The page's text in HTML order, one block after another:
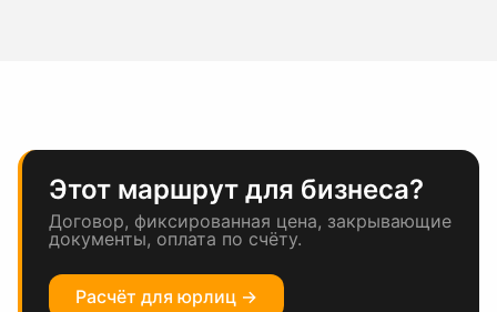
Этот маршрут для бизнеса?
Договор, фиксированная цена, закрывающие
документы, оплата по счёту.
Расчёт для юрлиц →